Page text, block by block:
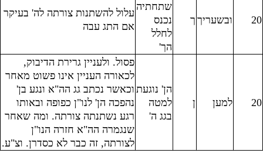
20 ובשעריך ך
שתחתיה
נכנס
לחלל
הך'
עלול להשתנות צורתה לה' בעיקר
אם התג עבה
20 למען ן
הן' נוגעת
למטה
בגג ה'
פסול. ולעניין גרירת הדיבוק,
לכאורה העניין אינו פשוט מאחר
וכאשר נכתב גג הה"א ונגע בן'
נהפכה הן' לנו"ן כפופה ובאותו
רגע נשתנתה צורתה. ומה שאחר
שנגמרה הה"א חזרה הנו"ן
לצורתה, זה כבר לא כסדרן. וצ"ע.